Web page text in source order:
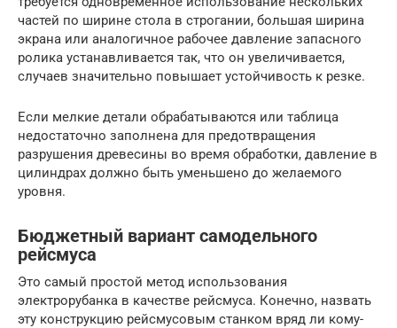
частей по ширине стола в строгании, большая ширина
экрана или аналогичное рабочее давление запасного
ролика устанавливается так, что он увеличивается,
случаев значительно повышает устойчивость к резке.
Если мелкие детали обрабатываются или таблица
недостаточно заполнена для предотвращения
разрушения древесины во время обработки, давление в
цилиндрах должно быть уменьшено до желаемого
уровня.
Бюджетный вариант самодельного
рейсмуса
Это самый простой метод использования
электрорубанка в качестве рейсмуса. Конечно, назвать
эту конструкцию рейсмусовым станком вряд ли кому-